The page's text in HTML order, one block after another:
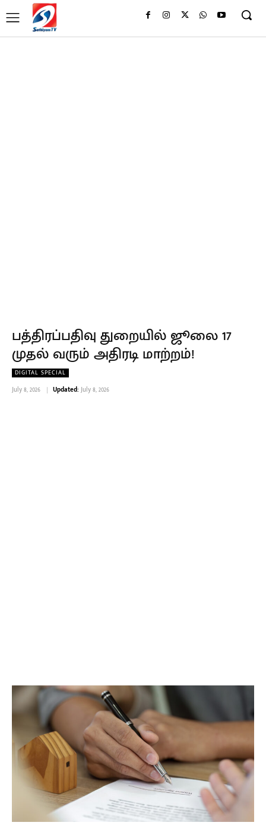
பத்திரப்பதிவு துறையில் ஜூலை 17
முதல் வரும் அதிரடி மாற்றம்!
DIGITAL SPECIAL
July 8, 2026 Updated: July 8, 2026